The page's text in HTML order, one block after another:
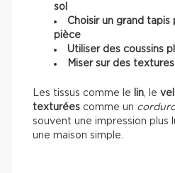
sol
Choisir un grand
pièce
Utiliser des coussins
Miser sur des
Les tissus comme le lin, le
texturées comme un
souvent une impression plus
une maison simple.